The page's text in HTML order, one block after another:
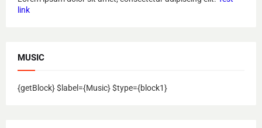
link
MUSIC
{getBlock} $label={Music} $type={block1}